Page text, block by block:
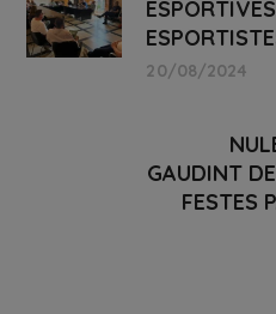
20/08/2024
GAUDINT
FESTES